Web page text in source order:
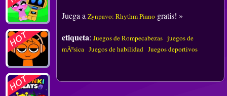
Juega a Zynpavo: Rhythm Piano gratis! »
etiqueta: Juegos de Rompecabezas juegos de
mÃºsica Juegos de habilidad Juegos deportivos